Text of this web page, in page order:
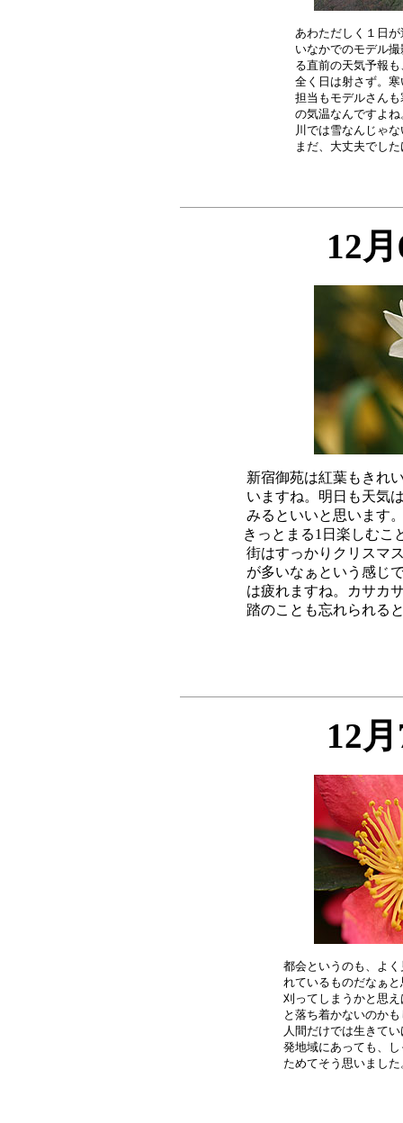
あわただしく１日
いなかでのモデル
る直前の天気予報
全く日は射さず。
担当もモデルさん
の気温なんですよ
川では雪なんじゃ
12
新宿御苑は紅葉もきれ
いますね。明日も天気
みるといいと思います
きっとまる1日楽しむこ
街はすっかりクリスマ
が多いなぁという感じ
は疲れますね。カサカ
12
都会というのも、よ
れているものだなぁ
刈ってしまうかと思
と落ち着かないのか
人間だけでは生きて
発地域にあっても、